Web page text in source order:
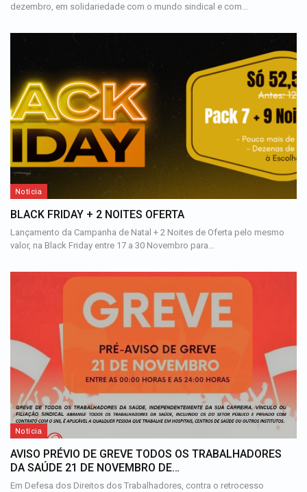
dezembro, em solidariedade com o mundo sindical e com…
Notícia
BLACK FRIDAY + 2 NOITES OFERTA
Lançamento da Campanha de Natal + 2 Noites de Oferta pelo mesmo
valor, na Black Friday entre 17 a 30 Novembro para…
Notícia
AVISO PRÉVIO DE GREVE TODOS OS TRABALHADORES
DA SAÚDE 21 DE NOVEMBRO DE…
Em Defesa dos Direitos dos Trabalhadores, contra o retrocesso